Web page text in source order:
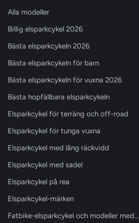
Alla modeller
Billig elsparkcykel 2026
Bästa elsparkcykeln 2026
Bästa elsparkcykeln för barn
Bästa elsparkcykeln för vuxna 2026
Bästa hopfällbara elsparkcykeln
Elsparkcykel för terräng och off-road
Elsparkcykel för tunga vuxna
Elsparkcykel med lång räckvidd
Elsparkcykel med sadel
Elsparkcykel på rea
Elsparkcykel-märken
Fatbike-elsparkcykel och modeller med…